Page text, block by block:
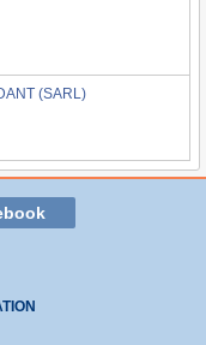
(SARL)